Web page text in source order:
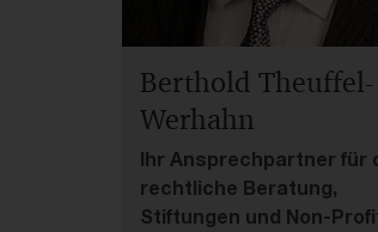
Berthold Theuffel-
Werhahn
Ihr Ansprechpartner für
rechtliche Beratung,
Stiftungen und Non-